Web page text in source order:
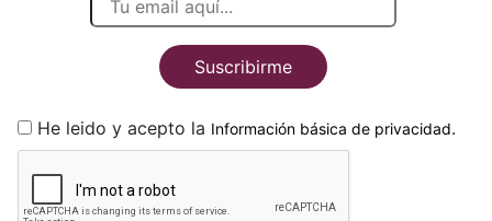
Suscribirme
He leido y acepto la Información básica de privacidad.